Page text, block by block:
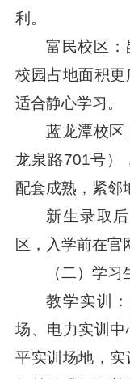
利。
富民校区：
校园占地面积更
适合静心学习。
蓝龙潭校区
龙泉路701号）
配套成熟，紧邻
新生录取
区，入学前在官
（二）学
教学实训
场、电力实训
平实训场地，